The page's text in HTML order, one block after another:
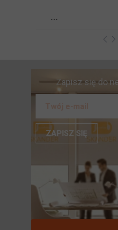
...
Zapisz się do
ZAPISZ SIĘ